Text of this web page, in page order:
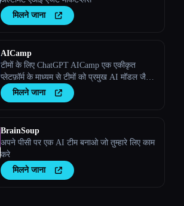
मिलने जाना
AICamp
टीमों के लिए ChatGPT AICamp एक एकीकृत
प्लेटफ़ॉर्म के माध्यम से टीमों को प्रमुख AI मॉडल जैसे
क्लाउड, बार्ड और कस्टम बड़े भाषा मॉडल तक पहुँच
को केंद्रीकृत करने में मदद करता है।
मिलने जाना
BrainSoup
अपने पीसी पर एक AI टीम बनाओ जो तुम्हारे लिए काम
करे
मिलने जाना